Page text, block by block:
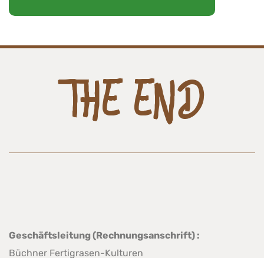
THE END
Geschäftsleitung (Rechnungsanschrift) :
Büchner Fertigrasen-Kulturen